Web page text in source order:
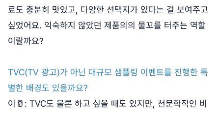
료도 충분히 맛있고, 다양한 선택지가 있다는 걸 보여주고
싶었어요. 익숙하지 않았던 제품의의 물꼬를 터주는 역할
이랄까요?
TVC(TV 광고)가 아닌 대규모 샘플링 이벤트를 진행한 특
별한 배경도 있을까요?
이🥛: TVC도 물론 하고 싶을 때도 있지만, 천문학적인 비